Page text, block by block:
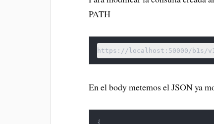
PATH
https://localhost:50000/b1s/
En el body metemos el JSON ya